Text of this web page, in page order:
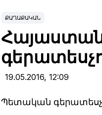
ՔԱՂԱՔԱԿԱՆ
19.05.2016, 12:09
Պետական